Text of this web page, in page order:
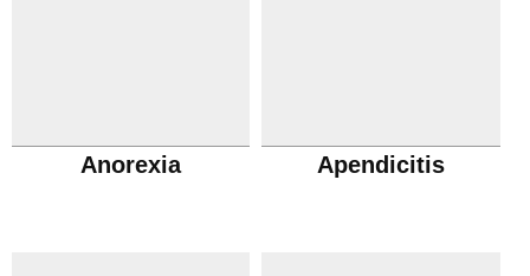
Anorexia Apendicitis